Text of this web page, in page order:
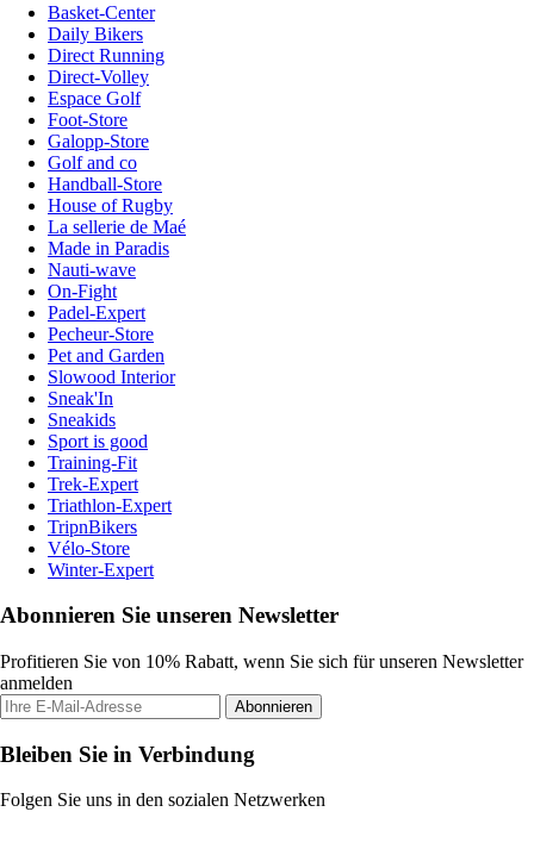
Basket-Center
Daily Bikers
Direct Running
Direct-Volley
Espace Golf
Foot-Store
Galopp-Store
Golf and co
Handball-Store
House of Rugby
La sellerie de Maé
Made in Paradis
Nauti-wave
On-Fight
Padel-Expert
Pecheur-Store
Pet and Garden
Slowood Interior
Sneak'In
Sneakids
Sport is good
Training-Fit
Trek-Expert
Triathlon-Expert
TripnBikers
Vélo-Store
Winter-Expert
Abonnieren Sie unseren Newsletter
Profitieren Sie von 10% Rabatt, wenn Sie sich für unseren Newsletter
anmelden
Abonnieren
Bleiben Sie in Verbindung
Folgen Sie uns in den sozialen Netzwerken